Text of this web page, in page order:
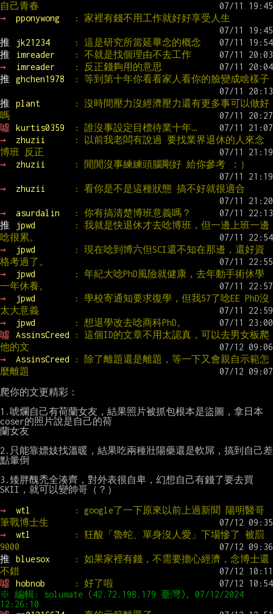
自己青春
→
pponywong : 家裡有錢不用工作就好好享受人生
推 jk21234
: 這是研究所當延畢念的概念
推
imreader
: 不就是找個理由不去工作
→
imreader
: 反正錢夠用的意思
推
ghchen1978 : 等到第十年你看看家人看你的臉變成啥樣子
推 plant
: 沒時間壓力沒經濟壓力還有更多事可以做好
嗎
噓
kurtis0359
: 誰沒事設定目標待業十年…
→
zhuzii
: 以前我老闆有說過 要找業界退休的人來念
博班 反正
→
zhuzii : 閒閒沒事練練頭腦剛好 給你參考 ：）
→ zhuzii : 看你是不是這種狀態 搞不好就很適合
→ asurdalin
: 你有搞清楚博班意義嗎？
推
jpwd
: 我就是快退休才去唸博班，但一邊上班一邊
唸很累。
→
jpwd
: 現在唸到博六但SCI還不知在那邊，還好資
格考過了。
→
jpwd
: 年紀大唸PhD風險就健康，去年動手術休學
一年休養。
→
jpwd
: 學校寄通知要求復學，但我57了唸EE PhD沒
太大意義
→
jpwd
: 想退學改去唸商科PhD。
噓
AssinsCreed
: 這個ID的文章不用太認真，可以去男女板爬
他的文
→
AssinsCreed
: 除了離題還是離題，等一下又會親自示範怎
麼離題
爬你的文更精彩：
1.唬爛自己有荷蘭女友，結果照片被抓包根本是盜圖，拿日本
coser的照片說是自己的荷
蘭女友
2.只能靠嫖妓找溫暖，結果吃兩種壯陽藥還是軟屌，搞到自己差
點暈倒
3.矮胖醜禿全湊齊，對外表很自卑，幻想自己有錢了要去買
SKII，就可以變帥哥（？）
→
wtl
: google了一下原來以前上過新聞 陽明醫哥
筆戰博士生
→
wtl
: 狂酸「魯蛇、單身沒人愛」下場慘了 被罰
9000
推
bluesox
: 如果家裡有錢，不需要擔心經濟，念博士還
不錯
噓
hobnob
: 好了啦
※ 編輯: solumate (42.72.198.179 臺灣), 07/12/2024